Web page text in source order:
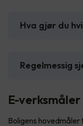
Hva gjør du
Regelmessig
E-verksmåler
Boligens hovedmåler